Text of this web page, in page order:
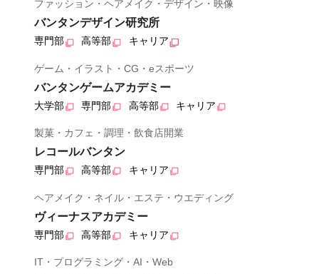
ファッション・ヘアメイク・デザイン・映像
バンタンデザイン研究所
専門部 高等部 キャリア
ゲーム・イラスト・CG・eスポーツ
バンタンゲームアカデミー
大学部 専門部 高等部 キャリア
製菓・カフェ・調理・飲食店開業
レコールバンタン
専門部 高等部 キャリア
ヘアメイク・ネイル・エステ・ウエディング
ヴィーナスアカデミー
専門部 高等部 キャリア
IT・プログラミング・AI・Web